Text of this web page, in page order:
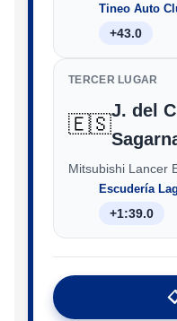
Tineo Auto
+43.0
TERCER LUGAR
🇪🇸
J. del
Mitsubishi Lancer
Escudería
+1:39.0